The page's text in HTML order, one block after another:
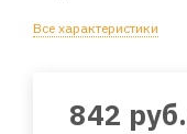
Все характеристики
842 руб.